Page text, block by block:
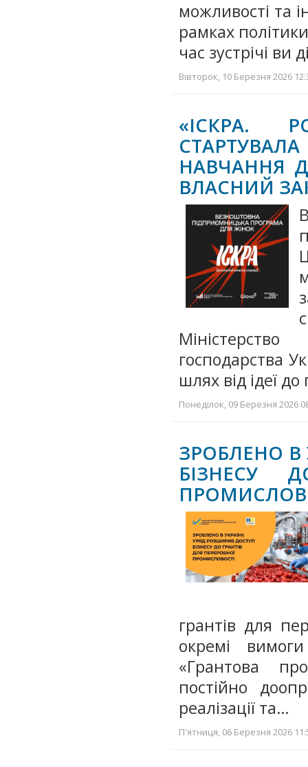
можливості та
рамках
час зустрічі ви
Вівторок, 10 Березня 2026
«ІСКРА.
НАВЧАННЯ
ВЛАСНИЙ
господарства
шлях від ідеї
Понеділок, 09 Березня 2026
ЗРОБЛЕНО В
БІЗНЕСУ
грантів для
окремі
«Грантова
постійно
реалізації та…
П'ятниця, 06 Березня 2026